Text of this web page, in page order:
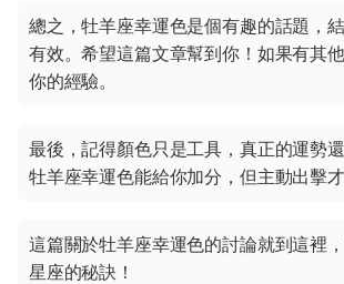
總之，牡羊座幸運色是個有趣的話題，
有效。希望這篇文章幫到你！如果有其
你的經驗。
最後，記得顏色只是工具，真正的運勢還
牡羊座幸運色能給你加分，但主動出擊才
這篇關於牡羊座幸運色的討論就到這裡
星座的秘訣！